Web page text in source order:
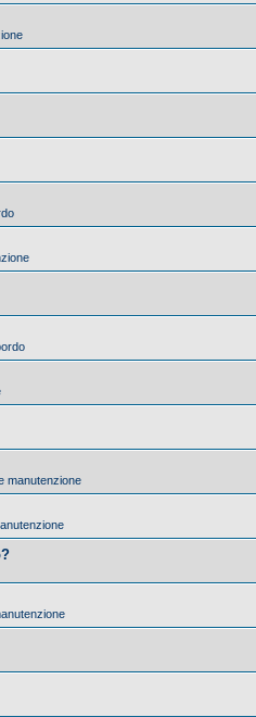
manutenzione